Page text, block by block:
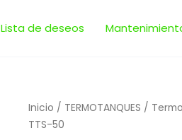
Lista de deseos
Inicio / TERMOTANQUES /
TTS-50
El
Termotanque
multigas